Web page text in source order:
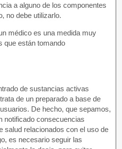
a alguno de los componentes
no debe utilizarlo.
médico es una medida muy
que están tomando
de sustancias activas
de un preparado a base de
De hecho, que sepamos,
notificado consecuencias
salud relacionados con el uso de
es necesario seguir las